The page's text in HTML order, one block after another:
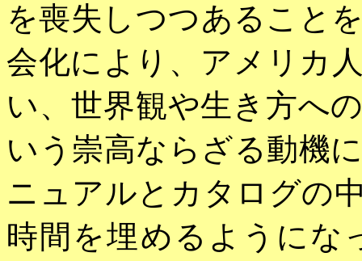
を喪失しつつあること
会化により、アメリカ
い、世界観や生き方へ
いう崇高ならざる動機
ニュアルとカタログの
時間を埋めるようにな